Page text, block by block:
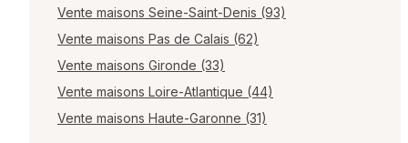
Vente maisons Seine-Saint-Denis (93)
Vente maisons Pas de Calais (62)
Vente maisons Gironde (33)
Vente maisons Loire-Atlantique (44)
Vente maisons Haute-Garonne (31)